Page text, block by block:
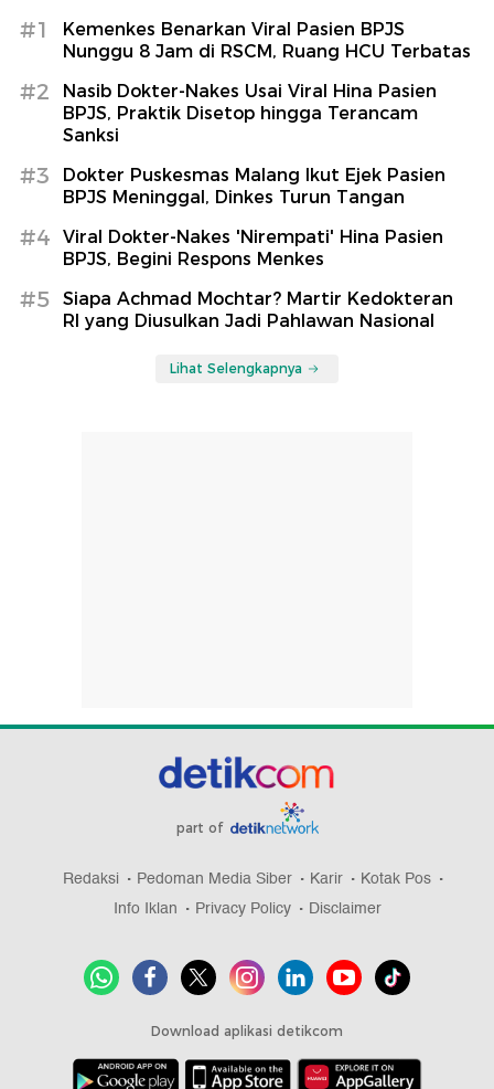
#1
Kemenkes Benarkan Viral Pasien BPJS
Nunggu 8 Jam di RSCM, Ruang HCU Terbatas
#2
Nasib Dokter-Nakes Usai Viral Hina Pasien
BPJS, Praktik Disetop hingga Terancam
Sanksi
#3
Dokter Puskesmas Malang Ikut Ejek Pasien
BPJS Meninggal, Dinkes Turun Tangan
#4
Viral Dokter-Nakes 'Nirempati' Hina Pasien
BPJS, Begini Respons Menkes
#5
Siapa Achmad Mochtar? Martir Kedokteran
RI yang Diusulkan Jadi Pahlawan Nasional
Lihat Selengkapnya
part of
Redaksi Pedoman Media Siber Karir
Kotak Pos
Info Iklan
Privacy Policy Disclaimer
Download aplikasi detikcom